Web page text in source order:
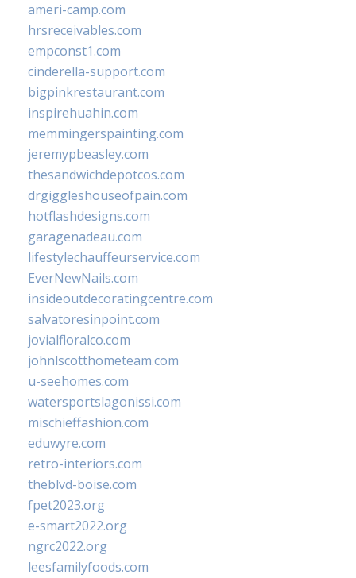
ameri-camp.com
hrsreceivables.com
empconst1.com
cinderella-support.com
bigpinkrestaurant.com
inspirehuahin.com
memmingerspainting.com
jeremypbeasley.com
thesandwichdepotcos.com
drgiggleshouseofpain.com
hotflashdesigns.com
garagenadeau.com
lifestylechauffeurservice.com
EverNewNails.com
insideoutdecoratingcentre.com
salvatoresinpoint.com
jovialfloralco.com
johnlscotthometeam.com
u-seehomes.com
watersportslagonissi.com
mischieffashion.com
eduwyre.com
retro-interiors.com
theblvd-boise.com
fpet2023.org
e-smart2022.org
ngrc2022.org
leesfamilyfoods.com